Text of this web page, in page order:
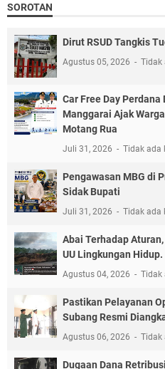
SOROTAN
Dirut RSUD Tangkis
Agustus 05, 2026 Tidak
Car Free Day
Manggarai Ajak
Motang Rua
Juli 31, 2026 Tidak ada
Pengawasan MBG di
Sidak Bupati
Juli 31, 2026 Tidak ada
Abai Terhadap
UU Lingkungan Hidup.
Agustus 04, 2026 Tidak
Pastikan Pelayanan
Subang Resmi
Agustus 06, 2026 Tidak
Dugaan Dana